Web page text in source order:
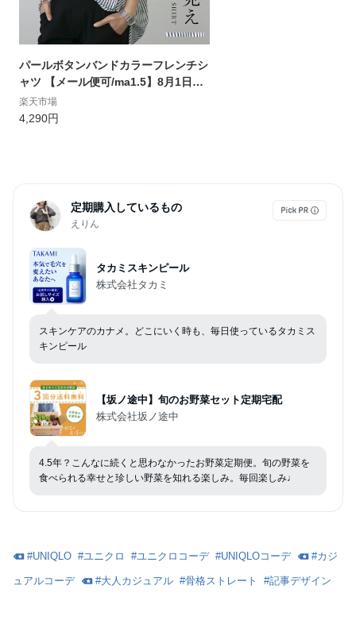
パールボタンバンドカラーフレンチシ
ャツ 【メール便可/ma1.5】8月1日午
前10時再販開始 シャツ バンドカラー
フレンチスリーブ 羽織り パール ハリ
楽天市場
4,290円
定期購入しているもの
えりん
タカミスキンピール
株式会社タカミ
スキンケアのカナメ。どこにいく時も、毎日使っているタカミス
キンピール
【坂ノ途中】旬のお野菜セット定期宅配
株式会社坂ノ途中
4.5年？こんなに続くと思わなかったお野菜定期便。旬の野菜を
食べられる幸せと珍しい野菜を知れる楽しみ。毎回楽しみ♩
#UNIQLO #ユニクロ #ユニクロコーデ #UNIQLOコーデ #カジ
ュアルコーデ #大人カジュアル #骨格ストレート #記事デザイン